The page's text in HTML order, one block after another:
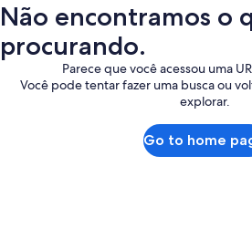
Não encontramos o
procurando.
Parece que você acessou uma
Você pode tentar fazer uma busca ou
explorar.
Go to home